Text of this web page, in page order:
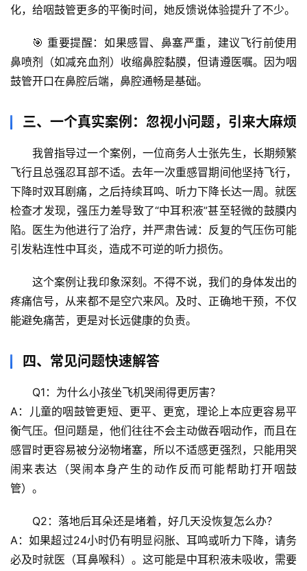
秘
历
史
档
天
文
生
活
科
沿
理
驿
站
辟
真
化，给咽鼓管更多的平衡时间，她反馈说体验提升了不少。
🎯 重要提醒 ：如果感冒、鼻塞严重，建议飞行前使用
鼻喷剂（如减充血剂）收缩鼻腔黏膜，但请遵医嘱。因为咽
鼓管开口在鼻腔后端，鼻腔通畅是基础。
三、一个真实案例：忽视小问题，引来大麻烦
我曾指导过一个案例，一位商务人士张先生，长期频繁
飞行且总强忍耳部不适。去年一次重感冒期间他坚持飞行，
下降时双耳剧痛，之后持续耳鸣、听力下降长达一周。就医
检查才发现，强压力差导致了“中耳积液”甚至轻微的鼓膜内
陷。医生为他进行了治疗，并严肃告诫：反复的气压伤可能
引发粘连性中耳炎，造成不可逆的听力损伤。
这个案例让我印象深刻。 不得不说，我们的身体发出的
疼痛信号，从来都不是空穴来风。及时、正确地干预，不仅
能避免痛苦，更是对长远健康的负责。
四、常见问题快速解答
Q1：为什么小孩坐飞机哭闹得更厉害？
A：儿童的咽鼓管更短、更平、更宽，理论上本应更容易平
衡气压。但问题是，他们往往不会主动做吞咽动作，而且在
感冒时更容易被分泌物堵塞，所以不适感更强烈，只能用哭
闹来表达（哭闹本身产生的动作反而可能帮助打开咽鼓
管）。
Q2：落地后耳朵还是堵着，好几天没恢复怎么办？
A：如果超过24小时仍有明显闷胀、耳鸣或听力下降，请务
必及时就医（耳鼻喉科） 。这可能是中耳积液未吸收，需要